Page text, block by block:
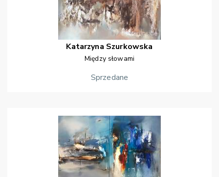
Katarzyna Szurkowska
Między słowami
Sprzedane